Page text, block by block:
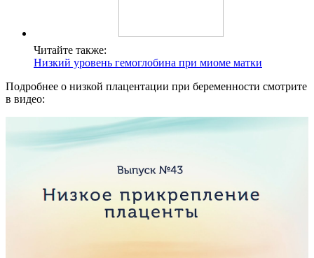
Читайте также:
Низкий уровень гемоглобина при миоме матки
Подробнее о низкой плацентации при беременности смотрите
в видео: